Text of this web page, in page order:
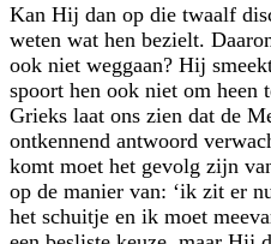
Kan Hij dan op die twaalf
weten wat hen bezielt.
ook niet weggaan? Hij
spoort hen ook niet om heen
Grieks laat ons zien dat de
ontkennend antwoord
komt moet het gevolg zijn
op de manier van: ‘ik zit er
het schuitje en ik moet